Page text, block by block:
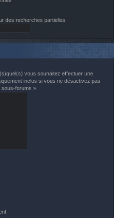
des recherches partielles.
vous souhaitez effectuer une
inclus si vous ne désactivez pas
forums ».